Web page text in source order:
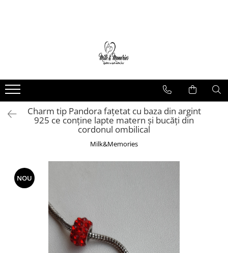
Brățări argint
Brățări șnur
Charm-uri
Inele
Inele aur
Pandantive aur
Pandantive argint
Charm tip Pandora fațetat cu baza din argint
925 ce conține lapte matern și bucăți din
cordonul ombilical
Milk&Memories
NOU